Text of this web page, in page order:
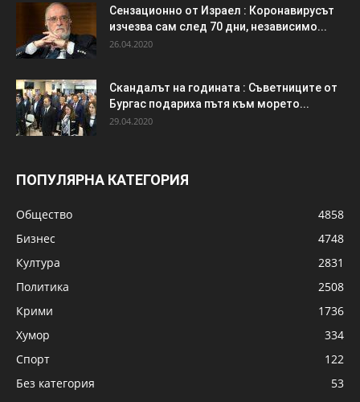
Сензационно от Израел : Коронавирусът
изчезва сам след 70 дни, независимо...
26.04.2020
Скандалът на годината : Съветниците от
Бургас подариха пътя към морето...
29.04.2020
ПОПУЛЯРНА КАТЕГОРИЯ
Общество
4858
Бизнес
4748
Култура
2831
Политика
2508
Крими
1736
Хумор
334
Спорт
122
Без категория
53